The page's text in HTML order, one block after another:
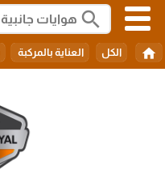
search
home الكل العناية بالمركبة